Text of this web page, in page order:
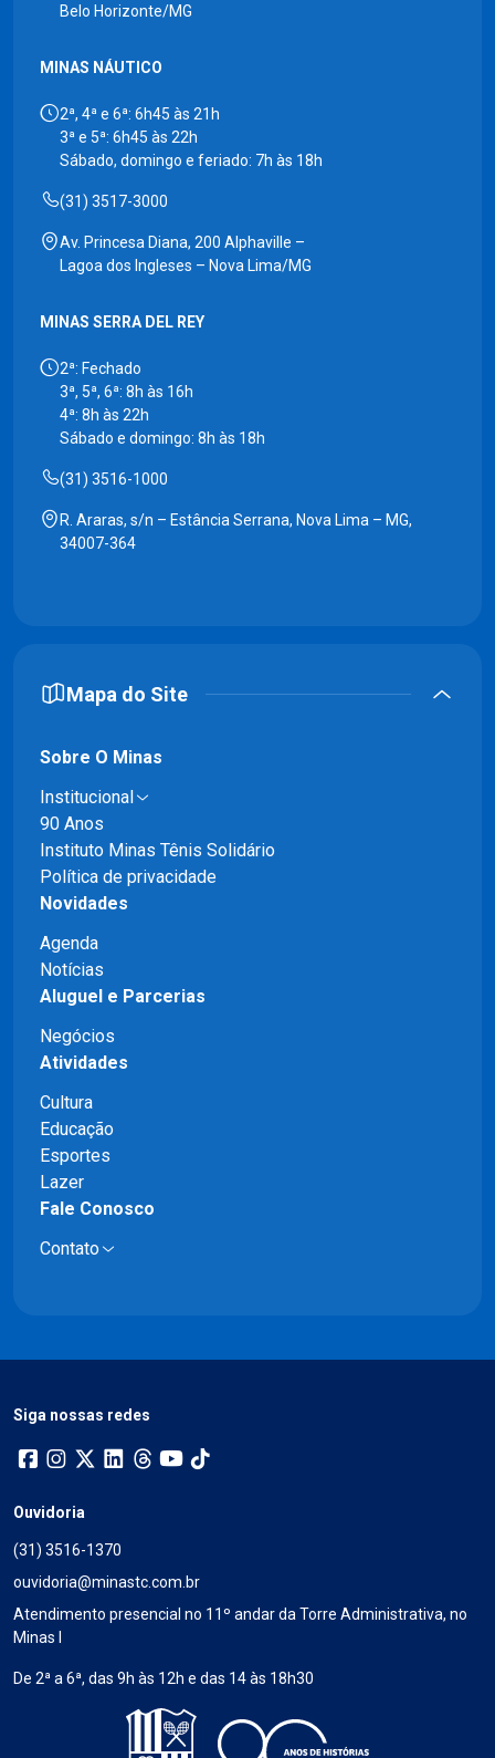
Belo Horizonte/MG
MINAS NÁUTICO
2ª, 4ª e 6ª: 6h45 às 21h
3ª e 5ª: 6h45 às 22h
Sábado, domingo e feriado: 7h às 18h
(31) 3517-3000
Av. Princesa Diana, 200 Alphaville –
Lagoa dos Ingleses – Nova Lima/MG
MINAS SERRA DEL REY
2ª: Fechado
3ª, 5ª, 6ª: 8h às 16h
4ª: 8h às 22h
Sábado e domingo: 8h às 18h
(31) 3516-1000
R. Araras, s/n – Estância Serrana, Nova Lima – MG,
34007-364
Mapa do Site
Sobre O Minas
Institucional
90 Anos
Instituto Minas Tênis Solidário
Política de privacidade
Novidades
Agenda
Notícias
Aluguel e Parcerias
Negócios
Atividades
Cultura
Educação
Esportes
Lazer
Fale Conosco
Contato
Siga nossas redes
Ouvidoria
(31) 3516-1370
ouvidoria@minastc.com.br
Atendimento presencial no 11º andar da Torre Administrativa, no
Minas I
De 2ª a 6ª, das 9h às 12h e das 14 às 18h30